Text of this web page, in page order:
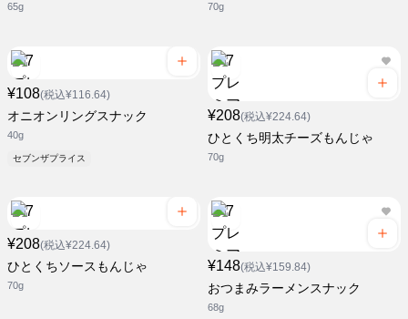
65g 70g
¥108(税込¥116.64)
オニオンリングスナック
40g
セブンザプライス
¥208(税込¥224.64)
ひとくち明太チーズもんじゃ
70g
¥208(税込¥224.64)
ひとくちソースもんじゃ
70g
¥148(税込¥159.84)
おつまみラーメンスナック
68g